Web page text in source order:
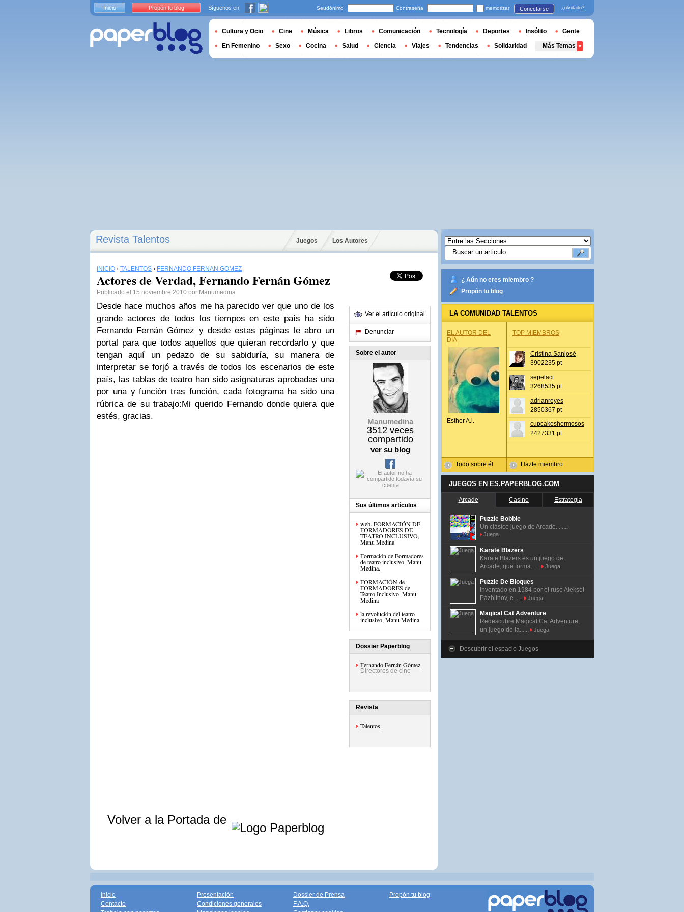
Revista Talentos Juegos Los Autores
INICIO › TALENTOS › FERNANDO FERNÁN GÓMEZ
Actores de Verdad, Fernando Fernán Gómez
Publicado el 15 noviembre 2010 por Manumedina
Desde hace muchos años me ha parecido ver que uno de los
grande actores de todos los tiempos en este país ha sido
Fernando Fernán Gómez y desde estas páginas le abro un
portal para que todos aquellos que quieran recordarlo y que
tengan aquí un pedazo de su sabiduría, su manera de
interpretar se forjó a través de todos los escenarios de este
país, las tablas de teatro han sido asignaturas aprobadas una
por una y función tras función, cada fotograma ha sido una
rúbrica de su trabajo:Mi querido Fernando donde quiera que
estés, gracias.
Volver a la Portada de
Ver el artículo original
Denunciar
Sobre el autor
Manumedina
3512 veces
compartido
ver su blog
Sus últimos artículos
web. FORMACIÓN DE
FORMADORES DE
TEATRO INCLUSIVO,
Manu Medina
Formación de Formadores
de teatro inclusivo. Manu
Medina.
FORMACIÓN de
FORMADORES de
Teatro Inclusivo. Manu
Medina
la revolución del teatro
inclusivo, Manu Medina
Dossier Paperblog
Fernando Fernán Gómez
Directores de cine
Revista
Talentos
¿ Aún no eres miembro ?
Propón tu blog
LA COMUNIDAD TALENTOS
EL AUTOR DEL
DÍA
Esther A.l.
Todo sobre él
TOP MIEMBROS
Cristina Sanjosé
3902235 pt
sepelaci
3268535 pt
adrianreyes
2850367 pt
cupcakeshermosos
2427331 pt
Hazte miembro
JUEGOS EN ES.PAPERBLOG.COM
Arcade Casino Estrategia
Puzzle Bobble
Un clásico juego de Arcade. ......
Juega
Karate Blazers
Karate Blazers es un juego de
Arcade, que forma......
Juega
Puzzle De Bloques
Inventado en 1984 por el ruso Alekséi
Pázhitnov, e......
Juega
Magical Cat Adventure
Redescubre Magical Cat Adventure,
un juego de la......
Juega
Descubrir el espacio Juegos
Inicio Propón tu blog Síguenos en Seudónimo Contraseña memorizar Conectarse ¿olvidado?
Cultura y Ocio Cine Música Libros Comunicación Tecnología Deportes Insólito Gente
En Femenino Sexo Cocina Salud Ciencia Viajes Tendencias Solidaridad Más Temas
Inicio
Contacto
Presentación
Condiciones generales
Dossier de Prensa
F.A.Q.
Propón tu blog